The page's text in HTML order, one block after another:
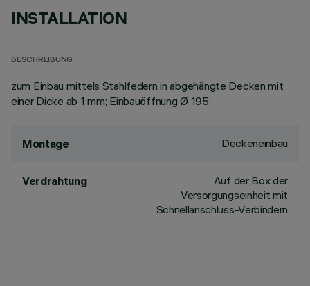
INSTALLATION
BESCHREIBUNG
zum Einbau mittels Stahlfedern in abgehängte Decken mit
einer Dicke ab 1 mm; Einbauöffnung Ø 195;
Montage Deckeneinbau
Verdrahtung
Auf der Box der
Versorgungseinheit mit
Schnellanschluss-Verbindern